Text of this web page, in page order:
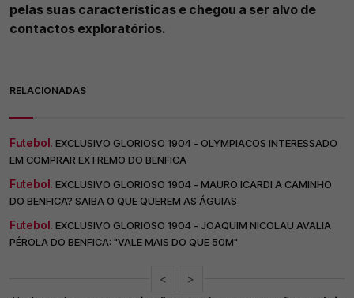
pelas suas características e chegou a ser alvo de
contactos exploratórios.
RELACIONADAS
Futebol. EXCLUSIVO GLORIOSO 1904 - OLYMPIACOS INTERESSADO
EM COMPRAR EXTREMO DO BENFICA
Futebol. EXCLUSIVO GLORIOSO 1904 - MAURO ICARDI A CAMINHO
DO BENFICA? SAIBA O QUE QUEREM AS ÁGUIAS
Futebol. EXCLUSIVO GLORIOSO 1904 - JOAQUIM NICOLAU AVALIA
PÉROLA DO BENFICA: "VALE MAIS DO QUE 50M"
< >